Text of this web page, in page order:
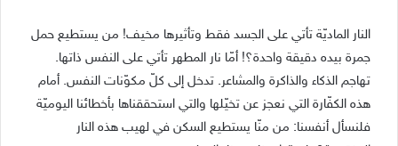
النار الماديّة تأتي على الجسد فقط وتأثيرها مخيف! من يستطيع حمل
جمرة بيده دقيقة واحدة؟! أمّا نار المطهر تأتي على النفس ذاتها.
تهاجم الذكاء والذاكرة والمشاعر. تدخل إلى كلّ مكوّنات النفس. أمام
هذه الكفّارة التي نعجز عن تخيّلها والتي استحققناها بأخطائنا اليوميّة
فلنسأل أنفسنا: من منّا يستطيع السكن في لهيب هذه النار